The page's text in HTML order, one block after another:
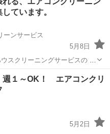
ています。
ーンサービス
5月8日
スクリーニングサービスの 業
の送風する部分を 高圧洗浄機
週１～OK！ エアコンクリ
5月2日